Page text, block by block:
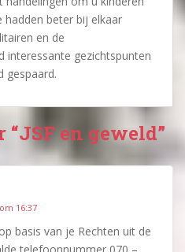
beter bij elkaar
en de
interessante gezichtspunten
gespaard.
en geweld”
16:37
basis van je Rechten uit de